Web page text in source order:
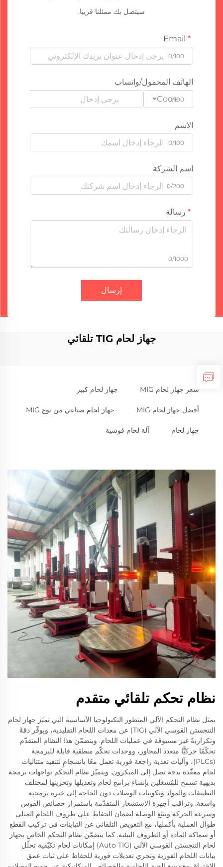
سيتصل بك ممثلنا قريبا.
0/100
الهاتف المحمول/واتساب
Code
0/100
الاسم
0/100
اسم الشركة
0/200
رسالة
0/1000
إرسال
جهاز لحام TIG تلقائي
سعر جهاز لحام MIG جهاز لحام كبير
أفضل جهاز لحام MIG جهاز لحام صناعي من نوع MIG
جهاز لحام آلة لحام قوسية
نظام تحكم تلقائي متقدم
يمثل نظام التحكم الآلي المتطور التكنولوجيا الأساسية التي تميّز جهاز لحام
التنجستن القوسي الآلي (TIG) عن معدات اللحام التقليدية، ويوفّر دقةً
وتكراريةً غير مسبوقة في عمليات اللحام. ويتضمّن هذا النظام المتقدّم
تحكّمًا حركيًّا متعدد المحاور، ووحدات تحكّم منطقية قابلة للبرمجة
(PLCs)، وآليات تغذية راجعة فورية تعمل معًا بانسجامٍ لتنفيذ متتاليات
لحام معقّدة بدقة تصل إلى الميكرون. ويتميّز نظام التحكم بواجهات برمجة
بديهية تسمح للمُشغلين بإنشاء برامج لحام وتعديلها وتخزينها لمختلف
التطبيقات والمواد وتكوينات الوصلات دون الحاجة إلى خبرة برمجية
واسعة. وتراقب أجهزة الاستشعار المتقدّمة باستمرار خصائص القوس
وسرعة الحركة وتتبّع الوصلة لضمان الحفاظ على ظروف اللحام المثلى
طوال العملية بأكملها، مع التعويض التلقائي عن التباينات في تركيب القطع
أو سماكة المادة أو الظروف البيئية. كما يتضمّن نظام التحكم الخاص بجهاز
لحام التنجستن القوسي الآلي (Auto TIG) إمكانات لحام تكيّفية تحلّل
بيانات اللحام الفورية وتجري تعديلات فورية للحفاظ على ثبات عمق